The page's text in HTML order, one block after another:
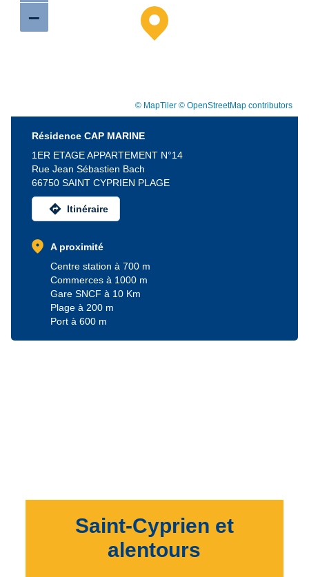
–
© MapTiler © OpenStreetMap contributors
Résidence CAP MARINE
1ER ETAGE APPARTEMENT N°14
Rue Jean Sébastien Bach
66750 SAINT CYPRIEN PLAGE
directions Itinéraire
location_on
A proximité
Centre station à 700 m
Commerces à 1000 m
Gare SNCF à 10 Km
Plage à 200 m
Port à 600 m
Saint-Cyprien et
alentours